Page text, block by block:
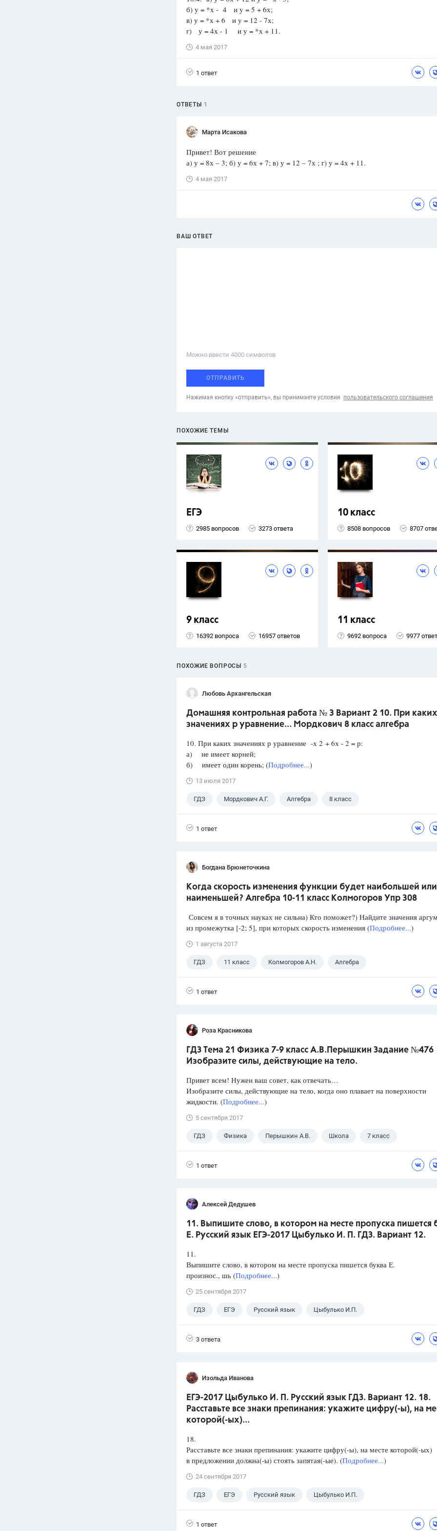
Вузы
ответа
Олимпиады
Spotlight
280 ответов
б) y = *x - 4 и y = 5 + 6х;
в) у = *х + 6 и у = 12 - 7х;
г) у = 4х - 1 и у = *х + 11.
4 мая 2017
1 ответ
ОТВЕТЫ 1
Марта Исакова
Привет! Вот решение
а) у = 8х – 3; б) у = 6х + 7; в) у = 12 – 7х ; г) у = 4х + 11.
4 мая 2017
ВАШ ОТВЕТ
Можно ввести 4000 cимволов
ОТПРАВИТЬ
Нажимая кнопку «отправить», вы принимаете условия пользовательского соглашения
ПОХОЖИЕ ТЕМЫ
ЕГЭ
2985 вопросов 3273 ответа
10 класс
8508 вопросов 8707
9 класс
16392 вопроса 16957 ответов
11 класс
9692 вопроса 9977
ПОХОЖИЕ ВОПРОСЫ 5
Любовь Архангельская
Домашняя контрольная работа № 3 Вариант 2 10. При каких
значениях р уравнение... Мордкович 8 класс алгебра
10. При каких значениях р уравнение -х 2 + 6х - 2 = р:
а) не имеет корней;
б) имеет один корень; (Подробнее...)
13 июля 2017
ГДЗ Мордкович А.Г. Алгебра 8 класс
1 ответ
Богдана Брюнеточкина
Когда скорость изменения функции будет наибольшей или
наименьшей? Алгебра 10-11 класс Колмогоров Упр 308
Совсем я в точных науках не сильна) Кто поможет?) Найдите значения
из промежутка [-2; 5], при которых скорость изменения (Подробнее...)
1 августа 2017
ГДЗ 11 класс Колмогоров А.Н. Алгебра
1 ответ
Роза Красникова
ГДЗ Тема 21 Физика 7-9 класс А.В.Перышкин Задание №476
Изобразите силы, действующие на тело.
Привет всем! Нужен ваш совет, как отвечать…
Изобразите силы, действующие на тело, когда оно плавает на поверхности
жидкости. (Подробнее...)
5 сентября 2017
ГДЗ Физика Перышкин А.В. Школа 7 класс
1 ответ
Алексей Дедушев
11. Выпишите слово, в котором на месте пропуска пишется
Е. Русский язык ЕГЭ-2017 Цыбулько И. П. ГДЗ. Вариант 12.
11.
Выпишите слово, в котором на месте пропуска пишется буква Е.
произнос., шь (Подробнее...)
25 сентября 2017
ГДЗ ЕГЭ Русский язык Цыбулько И.П.
3 ответа
Изольда Иванова
ЕГЭ-2017 Цыбулько И. П. Русский язык ГДЗ. Вариант 12. 18.
Расставьте все знаки препинания: укажите цифру(-ы), на
которой(-ых)...
18.
Расставьте все знаки препинания: укажите цифру(-ы), на месте которой(-ых)
в предложении должна(-ы) стоять запятая(-ые). (Подробнее...)
24 сентября 2017
ГДЗ ЕГЭ Русский язык Цыбулько И.П.
1 ответ